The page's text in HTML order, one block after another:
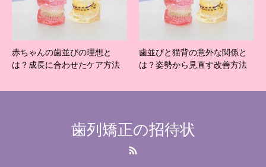
赤ちゃんの歯並びの理想と
は？成長に合わせたケア方法
歯並びと猫背の意外な関係と
は？姿勢から見直す改善方法
歯列矯正の招待状